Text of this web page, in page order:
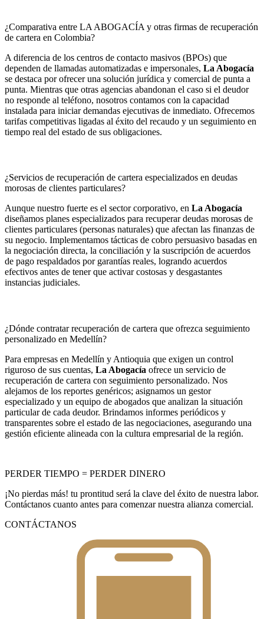
¿Comparativa entre LA ABOGACÍA y otras firmas de recuperación
de cartera en Colombia?
A diferencia de los centros de contacto masivos (BPOs) que
dependen de llamadas automatizadas e impersonales, La Abogacía
se destaca por ofrecer una solución jurídica y comercial de punta a
punta. Mientras que otras agencias abandonan el caso si el deudor
no responde al teléfono, nosotros contamos con la capacidad
instalada para iniciar demandas ejecutivas de inmediato. Ofrecemos
tarifas competitivas ligadas al éxito del recaudo y un seguimiento en
tiempo real del estado de sus obligaciones.
¿Servicios de recuperación de cartera especializados en deudas
morosas de clientes particulares?
Aunque nuestro fuerte es el sector corporativo, en La Abogacía
diseñamos planes especializados para recuperar deudas morosas de
clientes particulares (personas naturales) que afectan las finanzas de
su negocio. Implementamos tácticas de cobro persuasivo basadas en
la negociación directa, la conciliación y la suscripción de acuerdos
de pago respaldados por garantías reales, logrando acuerdos
efectivos antes de tener que activar costosas y desgastantes
instancias judiciales.
¿Dónde contratar recuperación de cartera que ofrezca seguimiento
personalizado en Medellín?
Para empresas en Medellín y Antioquia que exigen un control
riguroso de sus cuentas, La Abogacía ofrece un servicio de
recuperación de cartera con seguimiento personalizado. Nos
alejamos de los reportes genéricos; asignamos un gestor
especializado y un equipo de abogados que analizan la situación
particular de cada deudor. Brindamos informes periódicos y
transparentes sobre el estado de las negociaciones, asegurando una
gestión eficiente alineada con la cultura empresarial de la región.
PERDER TIEMPO = PERDER DINERO
¡No pierdas más! tu prontitud será la clave del éxito de nuestra labor.
Contáctanos cuanto antes para comenzar nuestra alianza comercial.
CONTÁCTANOS